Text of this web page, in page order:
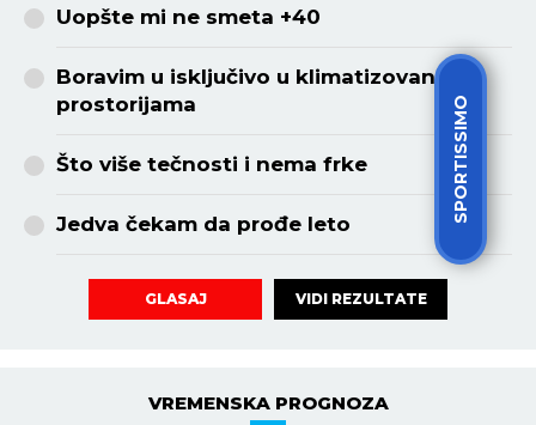
SPORTISSIMO
Uopšte mi ne smeta +40
Boravim u isključivo u klimatizovanim
prostorijama
Što više tečnosti i nema frke
Jedva čekam da prođe leto
GLASAJ VIDI REZULTATE
VREMENSKA PROGNOZA